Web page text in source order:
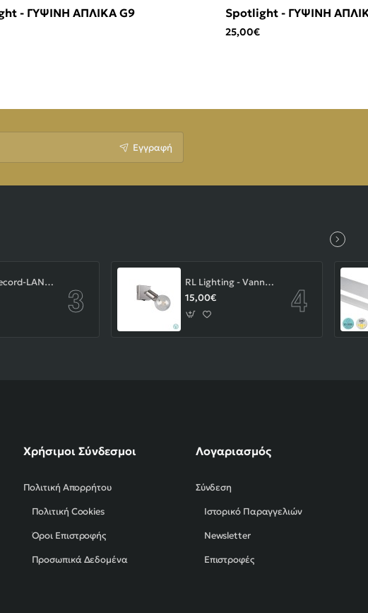
- ΓΥΨΙΝΗ ΑΠΛΙΚΑ G9 Spotlight - ΓΥΨΙΝΗ
25,00€
Εγγραφή
Cristal Record-LAN Φωτιστικού οροφής Ε14 ΚΩΔ.-43-103-14-000
RL Lighting - Vannes Επιτοίχιο Φωτιστικό Σποτ 1xE27 Νίκελ Ματ ΚΩΔ.-R80181707
15,00€
Χρήσιμοι Σύνδεσμοι
Πολιτική Απορρήτου
Πολιτική Cookies
Όροι Επιστροφής
Προσωπικά Δεδομένα
Λογαριασμός
Σύνδεση
Ιστορικό Παραγγελιών
Newsletter
Επιστροφές